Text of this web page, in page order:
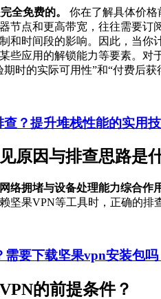
全免费的。
你在了解具体价
节点和更高带宽，往往需要
和时间段的影响。因此，当
些应用的解锁能力等要素。
时的实际可用性”和“付费后获
？提升堆栈性能的实用
原因与排查思路是
络拥堵与设备处理能力综合作用
坚果VPN等工具时，正确的排
要下载坚果vpn安装包
的前提条件？